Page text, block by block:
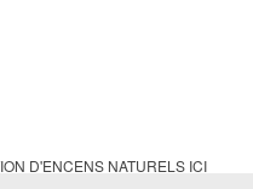
D'ENCENS NATURELS ICI